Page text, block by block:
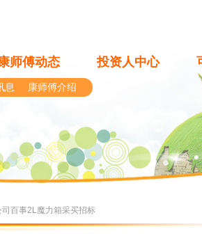
师傅动态 投资人中心
息 康师傅介绍
百事2L魔力箱采买招标